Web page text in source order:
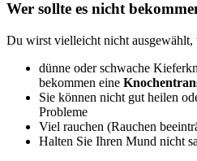
Wer sollte es nicht
Du wirst vielleicht nicht ausgewählt,
dünne oder schwache
bekommen eine
Sie können nicht gut heilen
Probleme
Viel rauchen (Rauchen
Halten Sie Ihren Mund nicht